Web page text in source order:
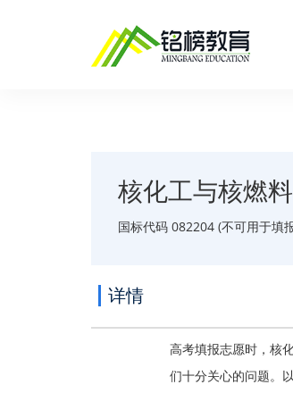
核化工与核燃
国标代码 082204 (不可用于填
详情
高考填报志愿时，核
们十分关心的问题。